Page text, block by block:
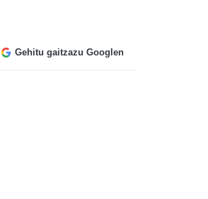
Gehitu gaitzazu Googlen